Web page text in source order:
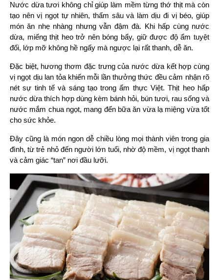
Nước dừa tươi không chỉ giúp làm mềm từng thớ thịt mà còn
tạo nên vị ngọt tự nhiên, thấm sâu và làm dịu đi vị béo, giúp
món ăn nhẹ nhàng nhưng vẫn đậm đà. Khi hấp cùng nước
dừa, miếng thịt heo trở nên bóng bẩy, giữ được độ ẩm tuyệt
đối, lớp mỡ không hề ngấy mà ngược lại rất thanh, dễ ăn.
Đặc biệt, hương thơm đặc trưng của nước dừa kết hợp cùng
vị ngọt dịu lan tỏa khiến mỗi lần thưởng thức đều cảm nhận rõ
nét sự tinh tế và sáng tạo trong ẩm thực Việt. Thịt heo hấp
nước dừa thích hợp dùng kèm bánh hỏi, bún tươi, rau sống và
nước mắm chua ngọt, mang đến bữa ăn vừa lạ miệng vừa tốt
cho sức khỏe.
Đây cũng là món ngon dễ chiều lòng mọi thành viên trong gia
đình, từ trẻ nhỏ đến người lớn tuổi, nhờ độ mềm, vị ngọt thanh
và cảm giác “tan” nơi đầu lưỡi.